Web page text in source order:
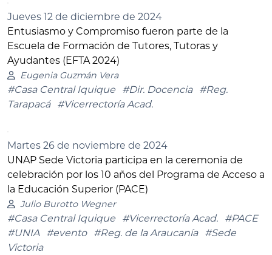
Jueves 12 de diciembre de 2024
Entusiasmo y Compromiso fueron parte de la
Escuela de Formación de Tutores, Tutoras y
Ayudantes (EFTA 2024)
Eugenia Guzmán Vera
#Casa Central Iquique #Dir. Docencia
#Reg.
Tarapacá
#Vicerrectoría Acad.
Martes 26 de noviembre de 2024
UNAP Sede Victoria participa en la ceremonia de
celebración por los 10 años del Programa de Acceso a
la Educación Superior (PACE)
Julio Burotto Wegner
#Casa Central Iquique #Vicerrectoría Acad.
#PACE
#UNIA
#evento #Reg. de la Araucanía
#Sede
Victoria